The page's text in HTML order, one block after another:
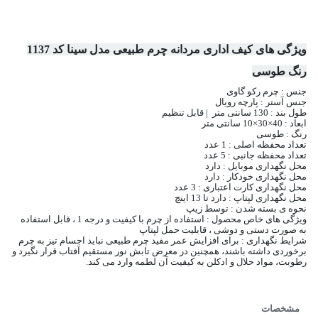
ویژگی های کیف اداری مردانه چرم طبیعی مدل سینا کد 1137
رنگ طوسی
جنس : چرم رکو گاوی
جنس آستر : پارچه رویال
طول بند : 130 سانتی متر | قابل تنظیم
ابعاد : 40×30×10 سانتی متر
رنگ : طوسی
تعداد محفظه اصلی : 1 عدد
تعداد محفظه جانبی : 5 عدد
محل نگهداری موبایل : دارد
محل نگهداری خودکار : دارد
محل نگهداری کارت اعتباری : 3 عدد
محل نگهداری لپتاپ : دارد تا 13 اینچ
نحوه ی بسته شدن : توسط زیپ
ویژگی های خاص محصول : استفاده از چرم با کیفیت و درجه 1 ، قابل استفاده
به صورت دستی و دوشی ، قابلیت حمل لپتاپ
شرایط نگهداری : برای افزایش عمر مفید چرم طبیعی نباید اجسام تیز به چرم
برخوردی داشته باشند، همچنین در معرض تابش نور مستقیم آفتاب قرار نگیرد و
رطوبت، مواد حلال و ادکلن به کیفیت آن لطمه وارد می کند.
مشخصات